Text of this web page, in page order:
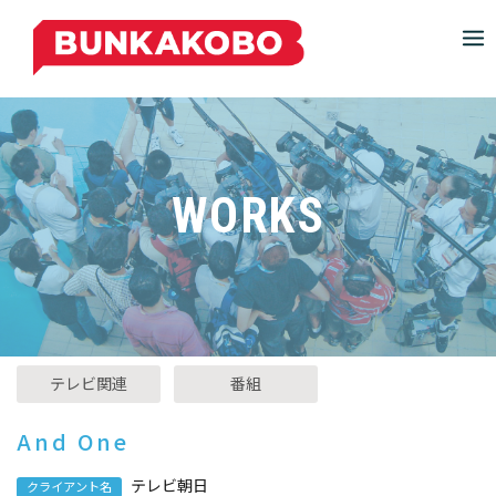
p
o
c
o
n
t
WORKS
テレビ関連 番組
And One
クライアント名 テレビ朝日